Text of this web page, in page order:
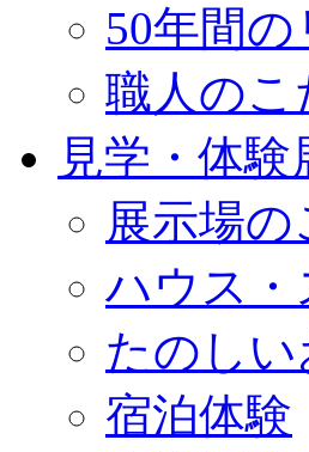
50年間の
職人のこ
見学・体験
展示場の
ハウス・
たのし
宿泊体験